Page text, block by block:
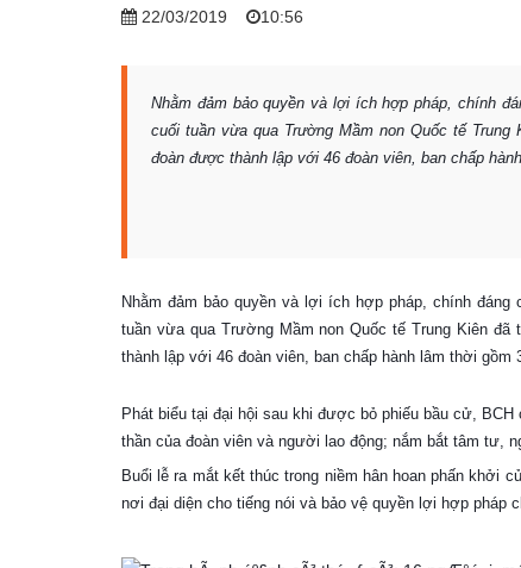
22/03/2019 10:56
Nhằm đảm bảo quyền và lợi ích hợp pháp, chính
cuối tuần vừa qua Trường Mầm non Quốc tế
đoàn được thành lập với 46 đoàn viên, ban chấp
Nhằm đảm bảo quyền và lợi ích hợp pháp, chính
tuần vừa qua Trường Mầm non Quốc tế Trung Kiên
thành lập với 46 đoàn viên, ban chấp hành lâm thời gồm
Phát biểu tại đại hội sau khi được bỏ phiếu bầu cử, BCH
thần của đoàn viên và người lao động; nắm bắt tâm tư,
Buổi lễ ra mắt kết thúc trong niềm hân hoan phấn khởi
nơi đại diện cho tiếng nói và bảo vệ quyền lợi hợp pháp